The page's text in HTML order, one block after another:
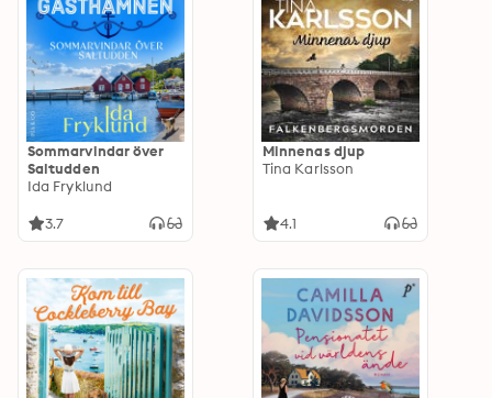
Sommarvindar över
Saltudden
Ida Fryklund
3.7
Minnenas djup
Tina Karlsson
4.1